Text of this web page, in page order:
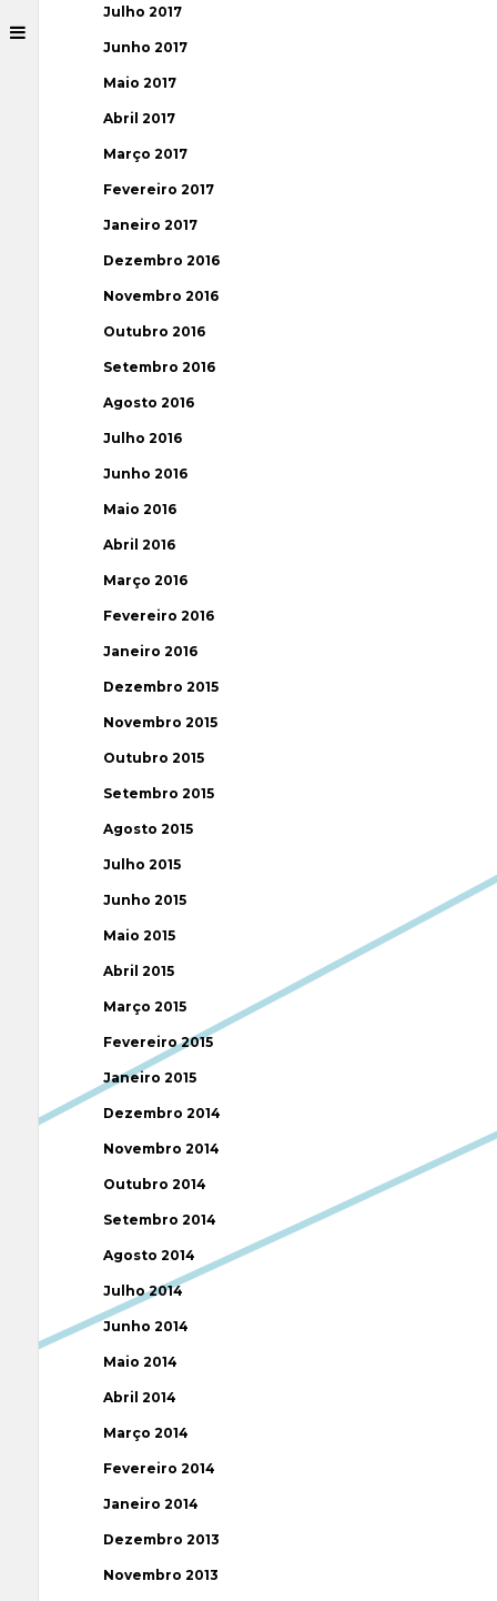
Julho 2017
Junho 2017
Maio 2017
Abril 2017
Março 2017
Fevereiro 2017
Janeiro 2017
Dezembro 2016
Novembro 2016
Outubro 2016
Setembro 2016
Agosto 2016
Julho 2016
Junho 2016
Maio 2016
Abril 2016
Março 2016
Fevereiro 2016
Janeiro 2016
Dezembro 2015
Novembro 2015
Outubro 2015
Setembro 2015
Agosto 2015
Julho 2015
Junho 2015
Maio 2015
Abril 2015
Março 2015
Fevereiro 2015
Janeiro 2015
Dezembro 2014
Novembro 2014
Outubro 2014
Setembro 2014
Agosto 2014
Julho 2014
Junho 2014
Maio 2014
Abril 2014
Março 2014
Fevereiro 2014
Janeiro 2014
Dezembro 2013
Novembro 2013